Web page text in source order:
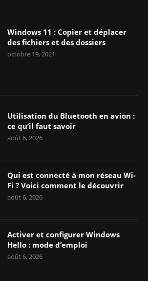
Windows 11 : Copier et déplacer
des fichiers et des dossiers
octobre 19, 2021
Utilisation du Bluetooth en avion :
ce qu’il faut savoir
août 6, 2026
Qui est connecté à mon réseau Wi-
Fi ? Voici comment le découvrir
août 6, 2026
Activer et configurer Windows
Hello : mode d’emploi
août 6, 2026